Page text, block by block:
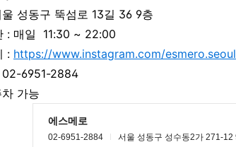
성동구 뚝섬로 13길 36 9층
: 매일
11:30 ~ 22:00
: https://www.instagram.com/esmero.seoul
02-6951-2884
가능